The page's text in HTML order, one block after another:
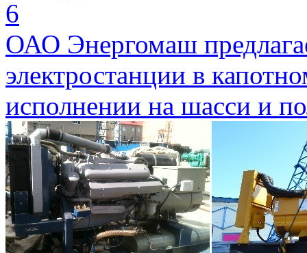
ОАО Энергомаш
электростанции в
исполнении на шасси и